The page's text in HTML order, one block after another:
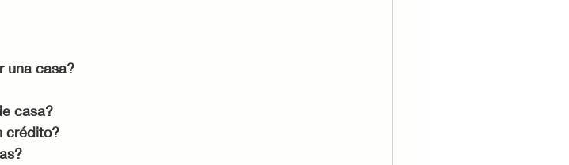
una casa?
casa?
crédito?